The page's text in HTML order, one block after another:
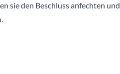
sie den Beschluss anfechten und